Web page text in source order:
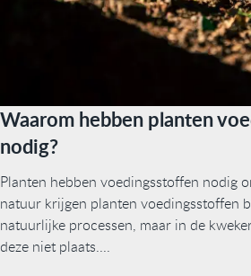
Waarom hebben planten
nodig?
Planten hebben voedingsstoffen nodig
natuur krijgen planten voedingsstoffen
natuurlijke processen, maar in de
deze niet plaats....